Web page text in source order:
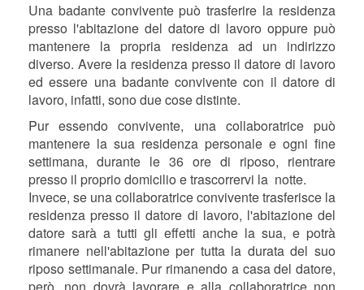
Una badante convivente può trasferire la residenza
presso l'abitazione del datore di lavoro oppure può
mantenere la propria residenza ad un indirizzo
diverso. Avere la residenza presso il datore di lavoro
ed essere una badante convivente con il datore di
lavoro, infatti, sono due cose distinte.
Pur essendo convivente, una collaboratrice può
mantenere la sua residenza personale e ogni fine
settimana, durante le 36 ore di riposo, rientrare
presso il proprio domicilio e trascorrervi la notte.
Invece, se una collaboratrice convivente trasferisce la
residenza presso il datore di lavoro, l'abitazione del
datore sarà a tutti gli effetti anche la sua, e potrà
rimanere nell'abitazione per tutta la durata del suo
riposo settimanale. Pur rimanendo a casa del datore,